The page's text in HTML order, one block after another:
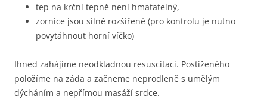
tep na krční tepně není hmatatelný,
zornice jsou silně rozšířené (pro kontrolu je nutno
povytáhnout horní víčko)
Ihned zahájíme neodkladnou resuscitaci. Postiženého
položíme na záda a začneme neprodleně s umělým
dýcháním a nepřímou masáží srdce.